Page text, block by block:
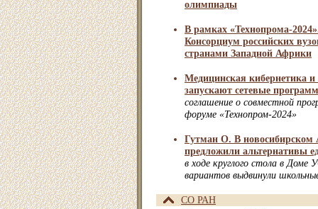
олимпиады
В рамках «Технопрома-
Консорциум российских
странами Западной Африки
Медицинская
запускают сетевые
соглашение о совместной
форуме «Технопром-2024»
Гутман О. В новосибирском
предложили альтернативы
в ходе круглого стола в Доме
вариантов выдвинули
СО РАН